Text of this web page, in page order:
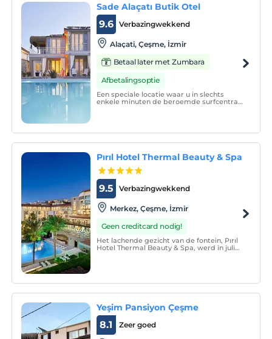
Sade Alaçatı Butik Otel
Verbazingwekkend
9.6
Alaçati, Çeşme, İzmir
Betaal later met Zumbara
Afbetalingsoptie
Een speciale locatie waar u in slechts
enkele minuten de beroemde surfcentra,
Pırıl Hotel Thermal Beauty & Spa
Verbazingwekkend
9.5
Merkez, Çeşme, İzmir
Geen creditcard nodig!
Het lachende gezicht van de fontein, Pırıl
Hotel Thermal Beauty & Spa, werd in juli
Yeşim Pansiyon Çeşme
Zeer goed
8.1